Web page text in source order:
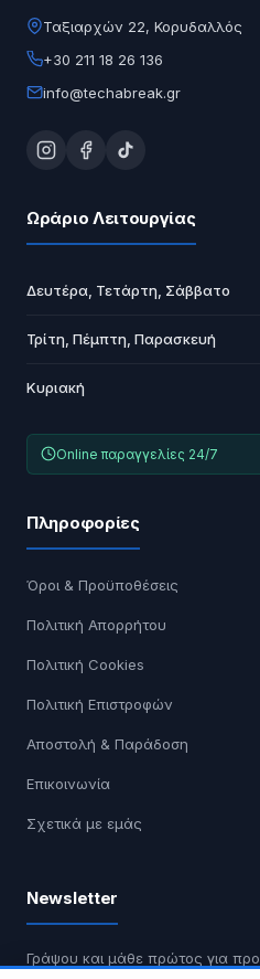
Ταξιαρχών 22, Κορυδαλλός
+30 211 18 26 136
info@techabreak.gr
Ωράριο Λειτουργίας
Δευτέρα, Τετάρτη, Σάββατο
Τρίτη, Πέμπτη, Παρασκευή
Κυριακή
Online παραγγελίες 24/7
Πληροφορίες
Όροι & Προϋποθέσεις
Πολιτική Απορρήτου
Πολιτική Cookies
Πολιτική Επιστροφών
Αποστολή & Παράδοση
Επικοινωνία
Σχετικά με εμάς
Newsletter
Γράψου και μάθε πρώτος για